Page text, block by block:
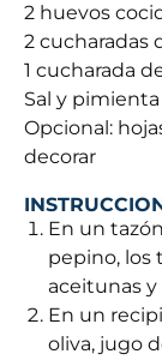
2 huevos
2 cucharadas
1 cucharada
Sal y
Opcional:
decorar
En un
pepino, los
aceitunas
En un
oliva, jugo